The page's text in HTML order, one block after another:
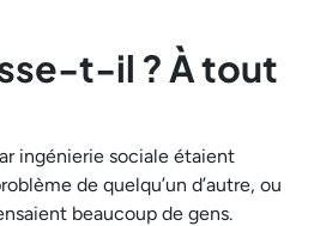
t-il ? À tout
ingénierie sociale étaient
de quelqu’un d’autre, ou
beaucoup de gens.